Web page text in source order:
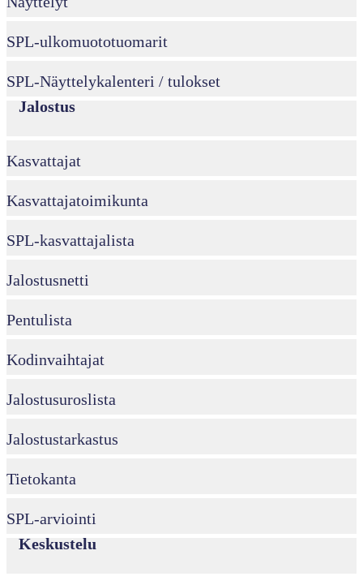
SPL-ulkomuototuomarit
SPL-Näyttelykalenteri / tulokset
Jalostus
Kasvattajat
Kasvattajatoimikunta
SPL-kasvattajalista
Jalostusnetti
Pentulista
Kodinvaihtajat
Jalostusuroslista
Jalostustarkastus
Tietokanta
SPL-arviointi
Keskustelu